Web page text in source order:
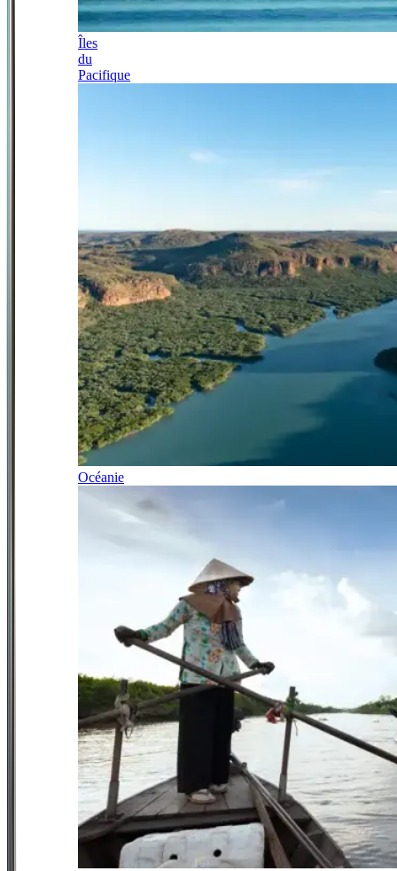
Îles
du
Pacifique
Océanie